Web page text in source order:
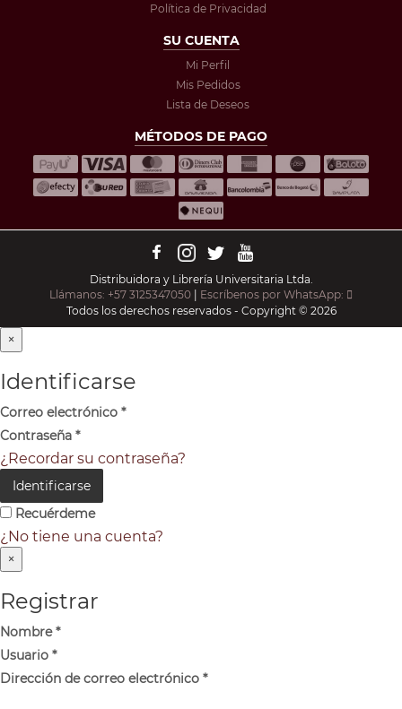
Política de Privacidad
SU CUENTA
Mi Perfil
Mis Pedidos
Lista de Deseos
MÉTODOS DE PAGO
Distribuidora y Librería Universitaria Ltda.
Llámanos: +57 3125347050 | Escríbenos por WhatsApp:
Todos los derechos reservados - Copyright © 2026
×
Identificarse
Correo electrónico *
Contraseña *
¿Recordar su contraseña?
Identificarse
Recuérdeme
¿No tiene una cuenta?
×
Registrar
Nombre*
Usuario *
Dirección de correo electrónico *